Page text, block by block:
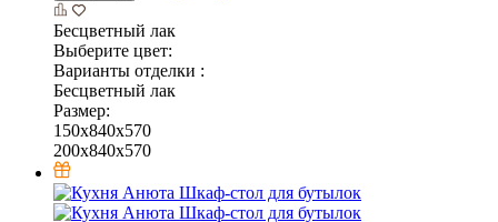
Бесцветный лак
Выберите цвет:
Варианты отделки :
Бесцветный лак
Размер:
150x840x570
200x840x570